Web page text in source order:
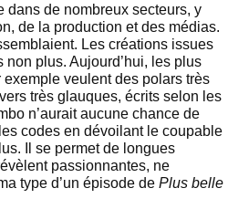
dans de nombreux secteurs, y
de la production et des médias.
Les créations issues
non plus. Aujourd’hui, les plus
veulent des polars très
très glauques, écrits selon les
n’aurait aucune chance de
codes en dévoilant le coupable
Il se permet de longues
passionnantes, ne
type d’un épisode de Plus belle